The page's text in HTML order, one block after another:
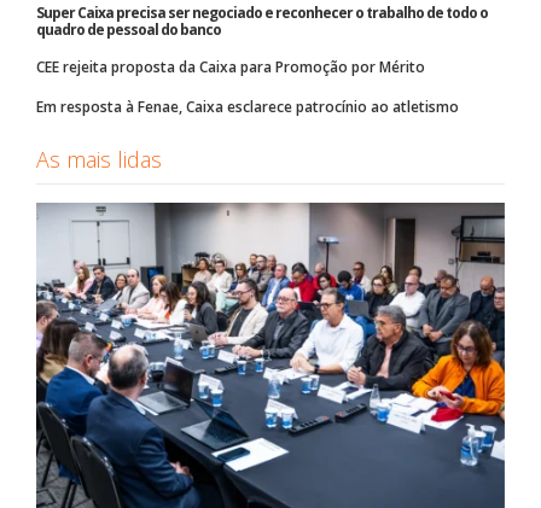
Super Caixa precisa ser negociado e reconhecer o trabalho de todo o
quadro de pessoal do banco
CEE rejeita proposta da Caixa para Promoção por Mérito
Em resposta à Fenae, Caixa esclarece patrocínio ao atletismo
As mais lidas